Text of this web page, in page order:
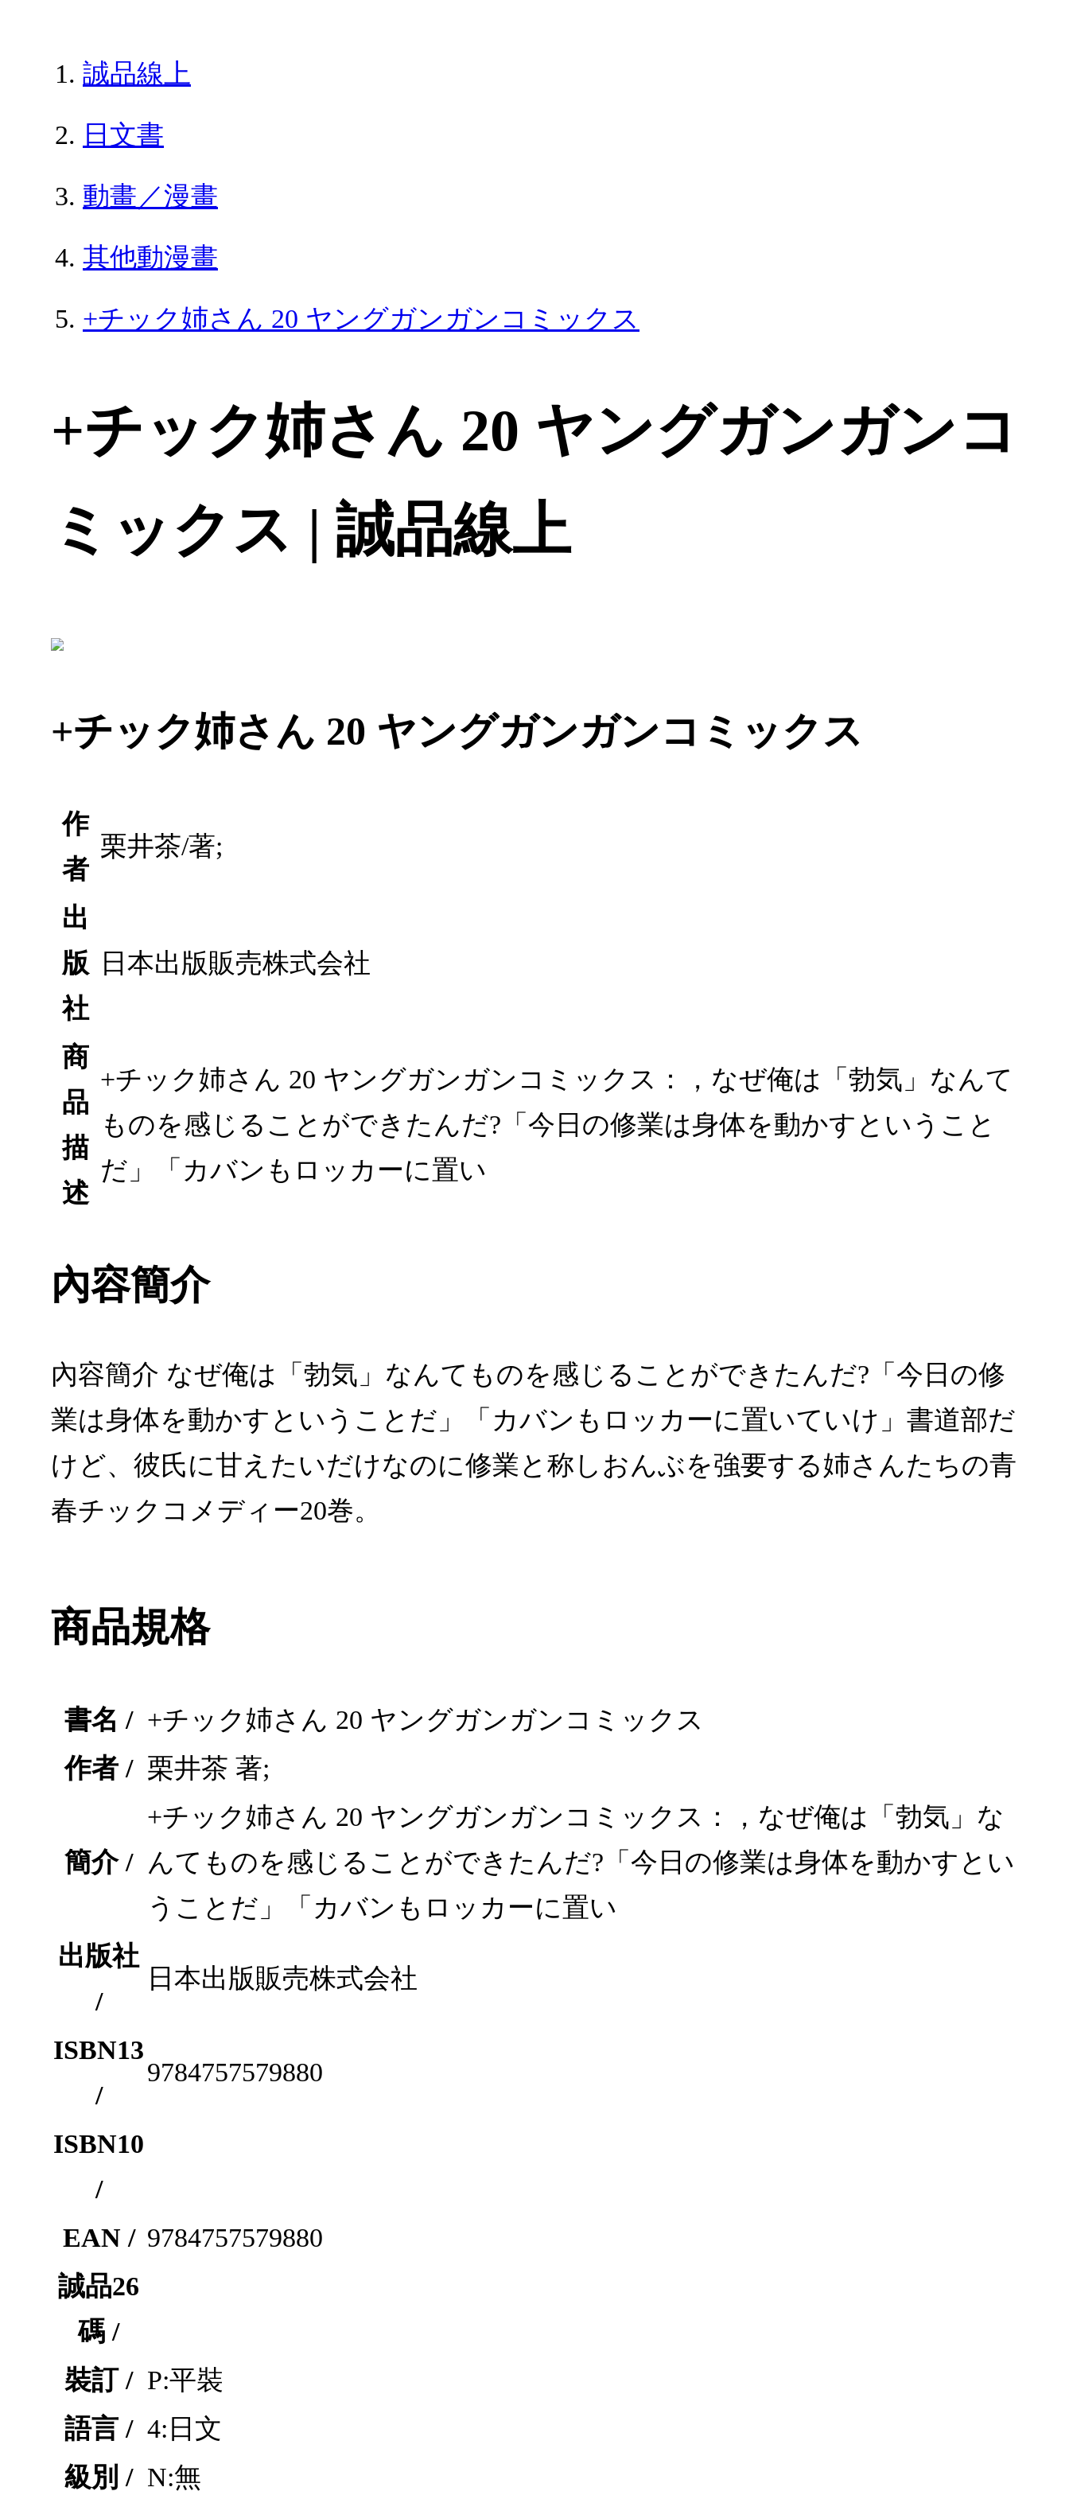
誠品線上
日文書
動畫／漫畫
其他動漫畫
+チック姉さん 20 ヤングガンガンコミックス
+チック姉さん 20 ヤングガンガンコ
ミックス | 誠品線上
+チック姉さん 20 ヤングガンガンコミックス
作
者
栗井茶/著;
出
版
社
日本出版販売株式会社
商
品
描
述
+チック姉さん 20 ヤングガンガンコミックス：，なぜ俺は「勃気」なんて
ものを感じることができたんだ?「今日の修業は身体を動かすということ
だ」「カバンもロッカーに置い
內容簡介
內容簡介 なぜ俺は「勃気」なんてものを感じることができたんだ?「今日の修
業は身体を動かすということだ」「カバンもロッカーに置いていけ」書道部だ
けど、彼氏に甘えたいだけなのに修業と称しおんぶを強要する姉さんたちの青
春チックコメディー20巻。
商品規格
書名 / +チック姉さん 20 ヤングガンガンコミックス
作者 / 栗井茶 著;
簡介 /
+チック姉さん 20 ヤングガンガンコミックス：，なぜ俺は「勃気」な
んてものを感じることができたんだ?「今日の修業は身体を動かすとい
うことだ」「カバンもロッカーに置い
出版社
/
日本出版販売株式会社
ISBN13
/
9784757579880
ISBN10
/
EAN / 9784757579880
誠品26
碼 /
裝訂 / P:平裝
語言 / 4:日文
級別 / N:無